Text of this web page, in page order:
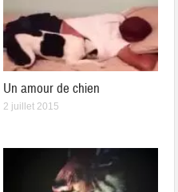
Un amour de chien
2 juillet 2015